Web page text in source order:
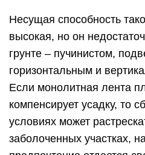
Несущая способность
высокая, но он
грунте – пучинистом,
горизонтальным и
Если монолитная лента
компенсирует усадку, то
условиях может
заболоченных участках,